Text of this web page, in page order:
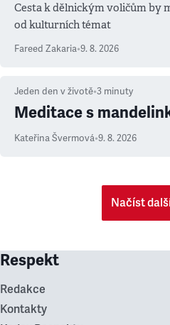
Cesta k dělnickým voličům by
od kulturních témat
Fareed Zakaria•9. 8. 2026
Jeden den v životě•3 minuty
Meditace s
Kateřina Švermová•9. 8. 2026
Načíst
Respekt
Redakce
Kontakty